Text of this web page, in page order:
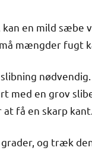
en mild
mængder fugt
med en grov
få en skarp kant.
og træk